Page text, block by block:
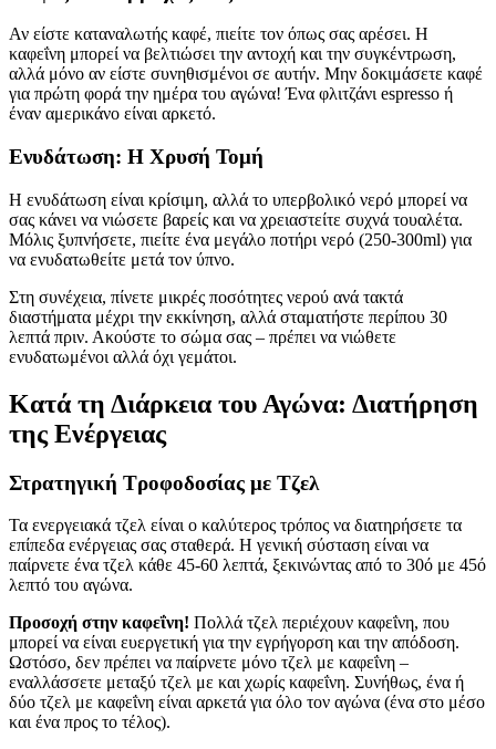
Αν είστε καταναλωτής καφέ, πιείτε τον όπως σας αρέσει. Η
καφεΐνη μπορεί να βελτιώσει την αντοχή και την συγκέντρωση,
αλλά μόνο αν είστε συνηθισμένοι σε αυτήν. Μην δοκιμάσετε καφέ
για πρώτη φορά την ημέρα του αγώνα! Ένα φλιτζάνι espresso ή
έναν αμερικάνο είναι αρκετό.
Ενυδάτωση: Η Χρυσή Τομή
Η ενυδάτωση είναι κρίσιμη, αλλά το υπερβολικό νερό μπορεί να
σας κάνει να νιώσετε βαρείς και να χρειαστείτε συχνά τουαλέτα.
Μόλις ξυπνήσετε, πιείτε ένα μεγάλο ποτήρι νερό (250-300ml) για
να ενυδατωθείτε μετά τον ύπνο.
Στη συνέχεια, πίνετε μικρές ποσότητες νερού ανά τακτά
διαστήματα μέχρι την εκκίνηση, αλλά σταματήστε περίπου 30
λεπτά πριν. Ακούστε το σώμα σας – πρέπει να νιώθετε
ενυδατωμένοι αλλά όχι γεμάτοι.
Κατά τη Διάρκεια του Αγώνα: Διατήρηση
της Ενέργειας
Στρατηγική Τροφοδοσίας με Τζελ
Τα ενεργειακά τζελ είναι ο καλύτερος τρόπος να διατηρήσετε τα
επίπεδα ενέργειας σας σταθερά. Η γενική σύσταση είναι να
παίρνετε ένα τζελ κάθε 45-60 λεπτά, ξεκινώντας από το 30ό με 45ό
λεπτό του αγώνα.
Προσοχή στην καφεΐνη! Πολλά τζελ περιέχουν καφεΐνη, που
μπορεί να είναι ευεργετική για την εγρήγορση και την απόδοση.
Ωστόσο, δεν πρέπει να παίρνετε μόνο τζελ με καφεΐνη –
εναλλάσσετε μεταξύ τζελ με και χωρίς καφεΐνη. Συνήθως, ένα ή
δύο τζελ με καφεΐνη είναι αρκετά για όλο τον αγώνα (ένα στο μέσο
και ένα προς το τέλος).